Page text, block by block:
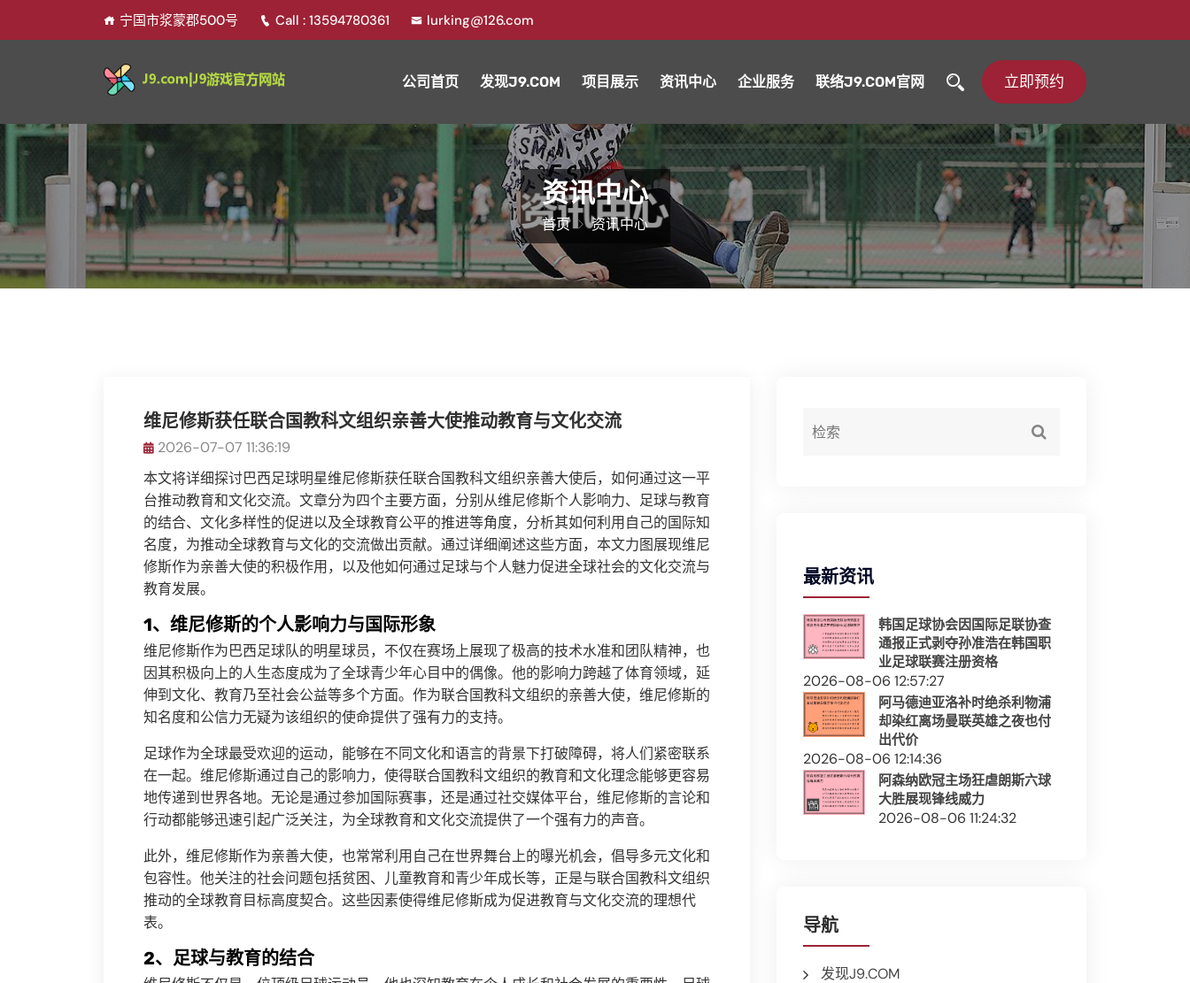
宁国市浆蒙郡500号 Call : 13594780361 lurking@126.com
公司首页 发现J9.COM 项目展示 资讯中心 企业服务 联络J9.COM官网 立即预约
资讯中心
首页 资讯中心
维尼修斯获任联合国教科文组织亲善大使推动教育与文化交流
2026-07-07 11:36:19
本文将详细探讨巴西足球明星维尼修斯获任联合国教科文组织亲善大使后，如何通过这一平
台推动教育和文化交流。文章分为四个主要方面，分别从维尼修斯个人影响力、足球与教育
的结合、文化多样性的促进以及全球教育公平的推进等角度，分析其如何利用自己的国际知
名度，为推动全球教育与文化的交流做出贡献。通过详细阐述这些方面，本文力图展现维尼
修斯作为亲善大使的积极作用，以及他如何通过足球与个人魅力促进全球社会的文化交流与
教育发展。
1、维尼修斯的个人影响力与国际形象
维尼修斯作为巴西足球队的明星球员，不仅在赛场上展现了极高的技术水准和团队精神，也
因其积极向上的人生态度成为了全球青少年心目中的偶像。他的影响力跨越了体育领域，延
伸到文化、教育乃至社会公益等多个方面。作为联合国教科文组织的亲善大使，维尼修斯的
知名度和公信力无疑为该组织的使命提供了强有力的支持。
足球作为全球最受欢迎的运动，能够在不同文化和语言的背景下打破障碍，将人们紧密联系
在一起。维尼修斯通过自己的影响力，使得联合国教科文组织的教育和文化理念能够更容易
地传递到世界各地。无论是通过参加国际赛事，还是通过社交媒体平台，维尼修斯的言论和
行动都能够迅速引起广泛关注，为全球教育和文化交流提供了一个强有力的声音。
此外，维尼修斯作为亲善大使，也常常利用自己在世界舞台上的曝光机会，倡导多元文化和
包容性。他关注的社会问题包括贫困、儿童教育和青少年成长等，正是与联合国教科文组织
推动的全球教育目标高度契合。这些因素使得维尼修斯成为促进教育与文化交流的理想代
表。
2、足球与教育的结合
最新资讯
韩国足球协会因国际足联协查
通报正式剥夺孙准浩在韩国职
业足球联赛注册资格
2026-08-06 12:57:27
阿马德迪亚洛补时绝杀利物浦
却染红离场曼联英雄之夜也付
出代价
2026-08-06 12:14:36
阿森纳欧冠主场狂虐朗斯六球
大胜展现锋线威力
2026-08-06 11:24:32
导航
发现J9.COM